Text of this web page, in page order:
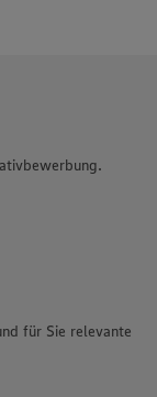
für Sie relevante